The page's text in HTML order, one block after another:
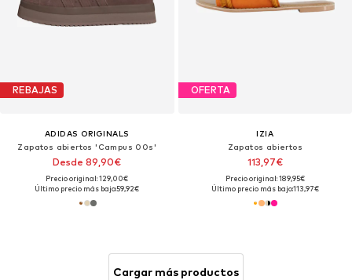
REBAJAS
ADIDAS ORIGINALS
Zapatos abiertos 'Campus 00s'
Desde 89,90€
Precio original: 129,00€
Último precio más bajo:59,92€
OFERTA
IZIA
Zapatos abiertos
113,97€
Precio original: 189,95€
Último precio más bajo:113,97€
Cargar más productos